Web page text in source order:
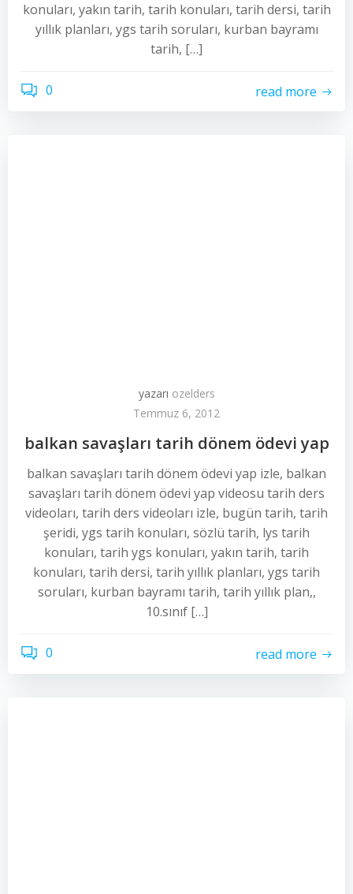
konuları, yakın tarih, tarih konuları, tarih dersi, tarih
yıllık planları, ygs tarih soruları, kurban bayramı
tarih, […]
0 read more
yazarı ozelders
Temmuz 6, 2012
balkan savaşları tarih dönem ödevi yap
balkan savaşları tarih dönem ödevi yap izle, balkan
savaşları tarih dönem ödevi yap videosu tarih ders
videoları, tarih ders videoları izle, bugün tarih, tarih
şeridi, ygs tarih konuları, sözlü tarih, lys tarih
konuları, tarih ygs konuları, yakın tarih, tarih
konuları, tarih dersi, tarih yıllık planları, ygs tarih
soruları, kurban bayramı tarih, tarih yıllık plan,,
10.sınıf […]
0 read more